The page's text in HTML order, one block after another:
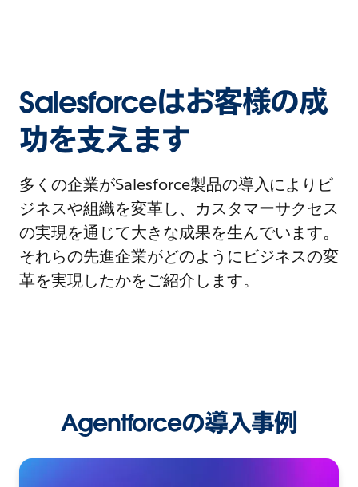
Salesforceはお客様の成
功を支えます
多くの企業がSalesforce製品の導入によりビ
ジネスや組織を変革し、カスタマーサクセス
の実現を通じて大きな成果を生んでいます。
それらの先進企業がどのようにビジネスの変
革を実現したかをご紹介します。
Agentforceの導入事例